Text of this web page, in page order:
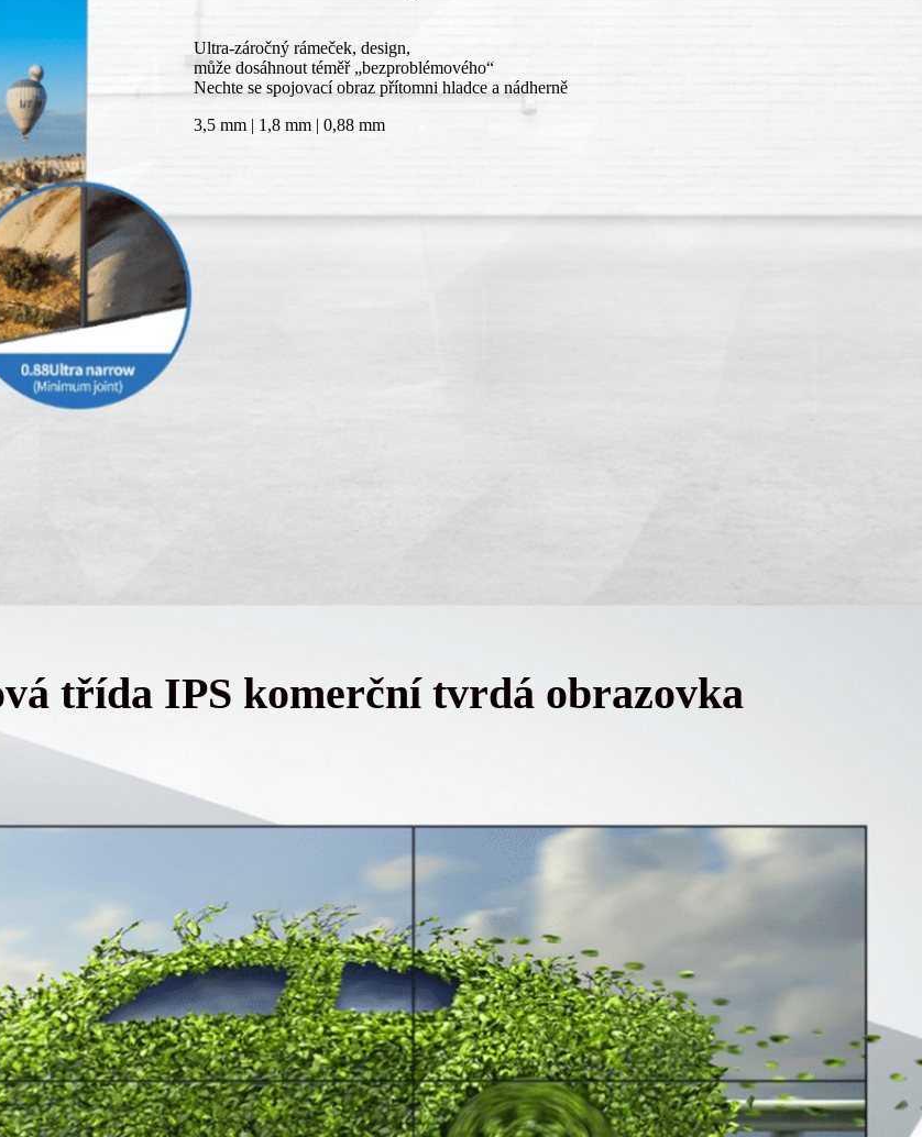
Ultra-záročný rámeček, design,
může dosáhnout téměř „bezproblémového“
Nechte se spojovací obraz přítomni hladce a nádherně
3,5 mm | 1,8 mm | 0,88 mm
třída IPS komerční tvrdá obrazovka